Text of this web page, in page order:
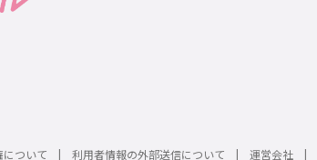
ついて 利用者情報の外部送信について 運営会社